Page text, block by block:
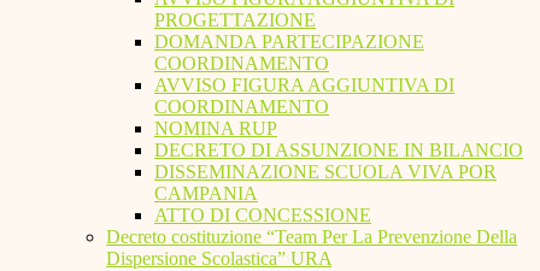
PROGETTAZIONE
DOMANDA PARTECIPAZIONE
COORDINAMENTO
AVVISO FIGURA AGGIUNTIVA DI
COORDINAMENTO
NOMINA RUP
DECRETO DI ASSUNZIONE IN BILANCIO
DISSEMINAZIONE SCUOLA VIVA POR
CAMPANIA
ATTO DI CONCESSIONE
Decreto costituzione “Team Per La Prevenzione Della
Dispersione Scolastica” URA